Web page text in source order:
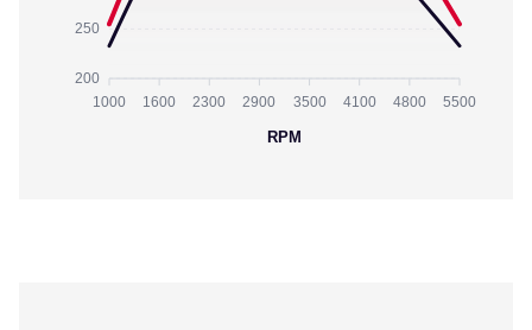
250
200
1000 1600 2300 2900 3500 4100 4800 5500
RPM